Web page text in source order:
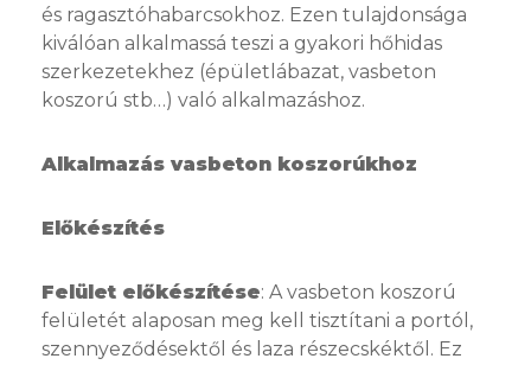
és ragasztóhabarcsokhoz. Ezen tulajdonsága
kiválóan alkalmassá teszi a gyakori hőhidas
szerkezetekhez (épületlábazat, vasbeton
koszorú stb…) való alkalmazáshoz.
Alkalmazás vasbeton koszorúkhoz
Előkészítés
Felület előkészítése: A vasbeton koszorú
felületét alaposan meg kell tisztítani a portól,
szennyeződésektől és laza részecskéktől. Ez